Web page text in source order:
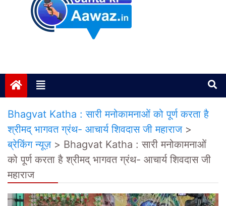
Bhagvat Katha : सारी मनोकामनाओं को पूर्ण करता है
श्रीमद् भागवत ग्रंथ- आचार्य शिवदास जी महाराज>
ब्रेकिंग न्यूज़> Bhagvat Katha : सारी मनोकामनाओं
को पूर्ण करता है श्रीमद् भागवत ग्रंथ- आचार्य शिवदास जी
महाराज